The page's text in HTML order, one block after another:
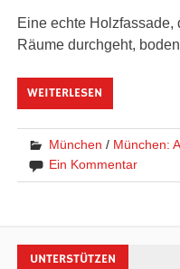
Eine echte
Räume durchgeht,
WEITERLESEN
München / München:
Ein Kommentar
UNTERSTÜTZEN